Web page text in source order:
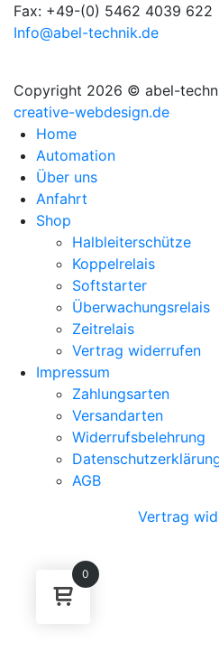
Fax: +49-(0) 5462 4039 622
Info@abel-technik.de
Copyright 2026 © abel-
creative-webdesign.de
Home
Automation
Über uns
Anfahrt
Shop
Halbleiterschütze
Koppelrelais
Softstarter
Überwachungsrelais
Zeitrelais
Vertrag widerrufen
Impressum
Zahlungsarten
Versandarten
Widerrufsbelehrung
AGB
Vertrag
0